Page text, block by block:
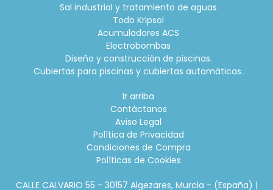
Sal industrial y tratamiento de aguas
Todo Kripsol
Acumuladores ACS
Electrobombas
Diseño y construcción de piscinas.
Cubiertas para piscinas y cubiertas automáticas.
Ir arriba
Contáctanos
Aviso Legal
Política de Privacidad
Condiciones de Compra
Políticas de Cookies
CALLE CALVARIO 55 - 30157 Algezares, Murcia - (España) |